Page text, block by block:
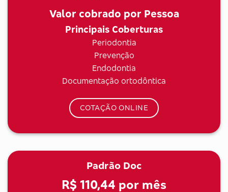
Valor cobrado por Pessoa
Principais Coberturas
Periodontia
Prevenção
Endodontia
Documentação ortodôntica
COTAÇÃO ONLINE
Padrão Doc
R$ 110,44 por mês